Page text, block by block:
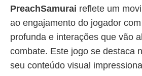
PreachSamurai reflete um
ao engajamento do jogador
profunda e interações que vão
combate. Este jogo se destaca
seu conteúdo visual